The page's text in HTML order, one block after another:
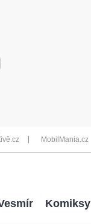
MobilMania.cz
Komiksy